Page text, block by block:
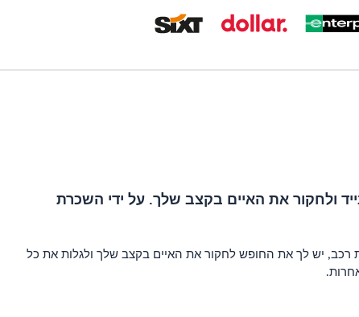
ולחקור את האיים בקצב שלך. על ידי השכרת
רכב, יש לך את החופש לחקור את האיים בקצב שלך ולגלות את כל